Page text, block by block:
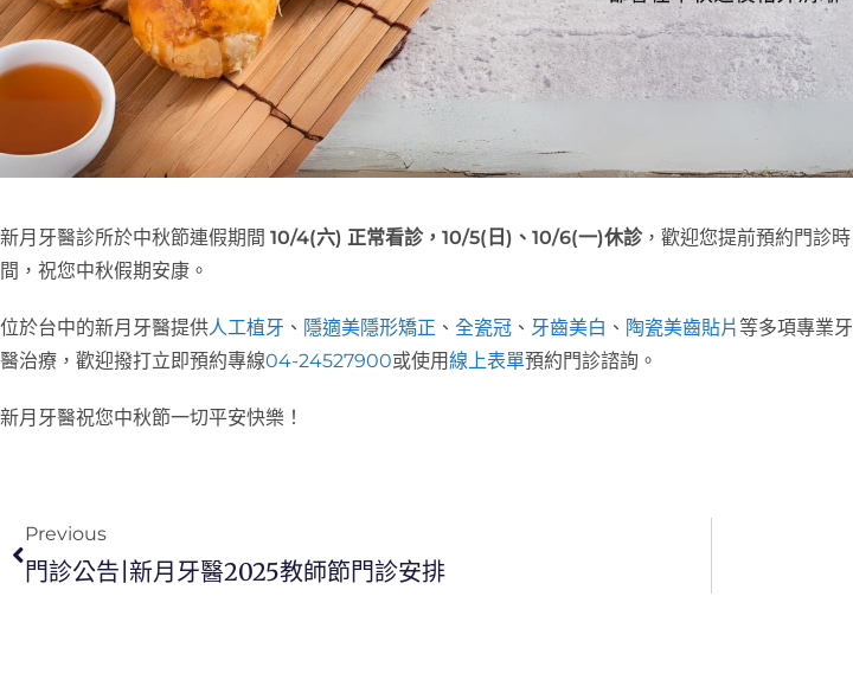
新月牙醫診所於中秋節連假期間 10/4(六) 正常看診，10/5(日)、10/6(一)休診，歡迎您提前預約門診時
間，祝您中秋假期安康。
位於台中的新月牙醫提供人工植牙 、 隱適美隱形矯正 、 全瓷冠 、 牙齒美白 、 陶瓷美齒貼片 等多項專業牙
醫治療，歡迎撥打立即預約專線04-24527900或使用線上表單預約門診諮詢。
新月牙醫祝您中秋節一切平安快樂！
Previous
門診公告|新月牙醫2025教師節門診安排